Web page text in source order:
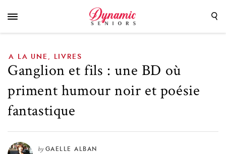
et poésie fantastique
A LA UNE LIVRES
Ganglion et fils : une BD où
priment humour noir et poésie
fantastique
by GAELLE ALBAN